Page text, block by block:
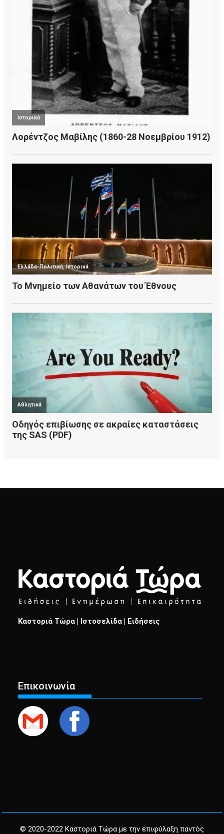
Καστοριά Τώρα | Ιστοσελίδα | Ειδήσεις
Επικοινωνία
© 2020-2022 Καστοριά Τώρα με την επιφύλαξη παντός